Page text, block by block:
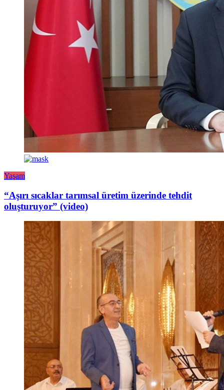
Yaşam
“Aşırı sıcaklar tarımsal üretim üzerinde tehdit
oluşturuyor” (video)